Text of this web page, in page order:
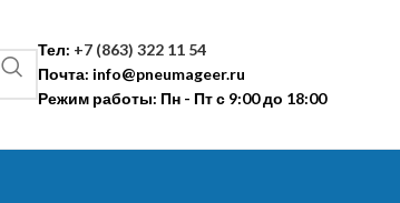
Тел: +7 (863) 322 11 54
Почта: info@pneumageer.ru
Режим работы: Пн - Пт с 9:00 до 18:00